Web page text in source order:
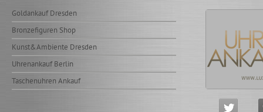
Goldankauf Dresden
Bronzefiguren Shop
Kunst&Ambiente Dresden
Uhrenankauf Berlin
Taschenuhren Ankauf